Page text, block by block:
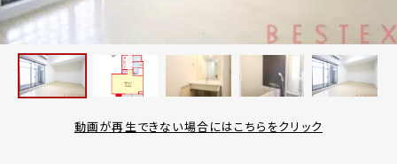
動画が再生できない場合にはこちらをクリック